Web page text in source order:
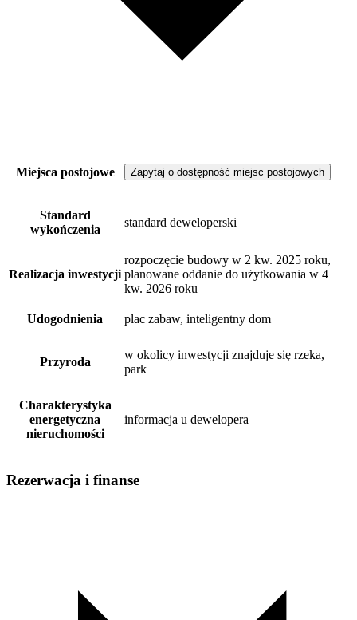
Miejsca postojowe Zapytaj o dostępność miejsc postojowych
Standard
wykończenia
standard deweloperski
Realizacja inwestycji
rozpoczęcie budowy w 2 kw. 2025 roku,
planowane oddanie do użytkowania w 4
kw. 2026 roku
Udogodnienia plac zabaw, inteligentny dom
Przyroda
w okolicy inwestycji znajduje się rzeka,
park
Charakterystyka
energetyczna
nieruchomości
informacja u dewelopera
Rezerwacja i finanse